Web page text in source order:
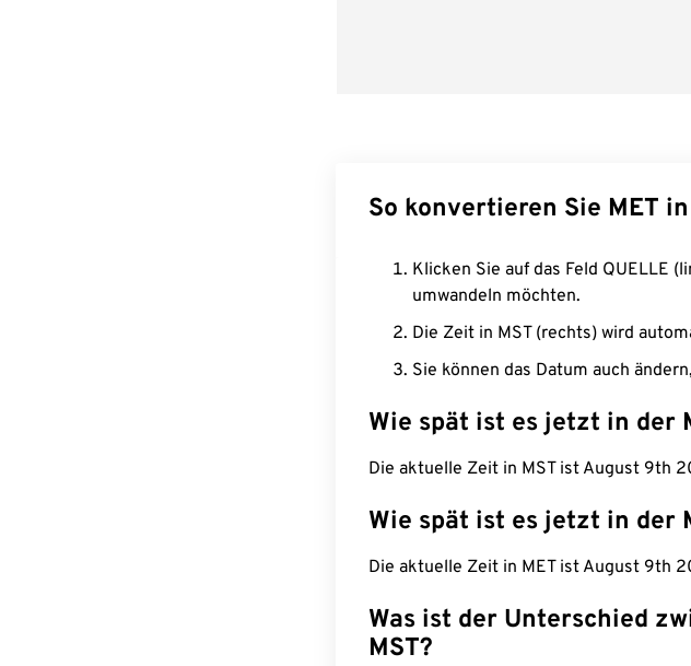
So konvertieren Sie MET in
Klicken Sie auf das Feld QUELLE
umwandeln möchten.
Die Zeit in MST (rechts) wird
Sie können das Datum auch
Wie spät ist es jetzt in der
Die aktuelle Zeit in MST ist August 9th
Wie spät ist es jetzt in der
Die aktuelle Zeit in MET ist August 9th
Was ist der Unterschied
MST?